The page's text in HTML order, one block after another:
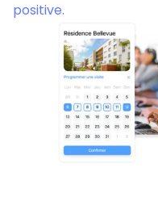
positive.